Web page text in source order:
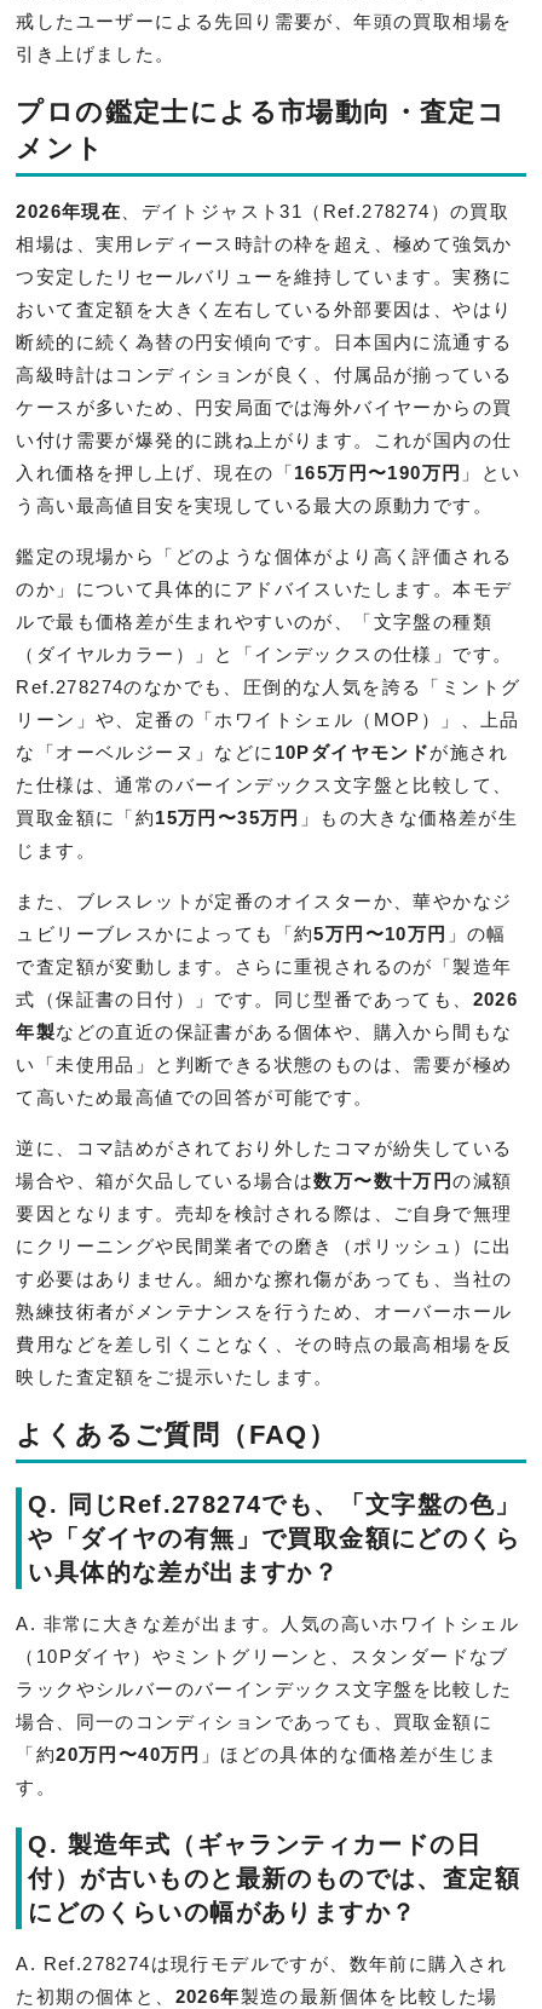
戒したユーザーによる先回り需要が、年頭の買取相場を
引き上げました。
プロの鑑定士による市場動向・査定コ
メント
2026年現在 、デイトジャスト31（Ref.278274）の買取
相場は、実用レディース時計の枠を超え、極めて強気か
つ安定したリセールバリューを維持しています。実務に
おいて査定額を大きく左右している外部要因は、やはり
断続的に続く為替の円安傾向です。日本国内に流通する
高級時計はコンディションが良く、付属品が揃っている
ケースが多いため、円安局面では海外バイヤーからの買
い付け需要が爆発的に跳ね上がります。これが国内の仕
入れ価格を押し上げ、現在の「165万円〜190万円 」とい
う高い最高値目安を実現している最大の原動力です。
鑑定の現場から「どのような個体がより高く評価される
のか」について具体的にアドバイスいたします。本モデ
ルで最も価格差が生まれやすいのが、「文字盤の種類
（ダイヤルカラー）」と「インデックスの仕様」です。
Ref.278274のなかでも、圧倒的な人気を誇る「ミントグ
リーン」や、定番の「ホワイトシェル（MOP）」、上品
な「オーベルジーヌ」などに 10Pダイヤモンドが施され
た仕様は、通常のバーインデックス文字盤と比較して、
買取金額に「約15万円〜35万円 」もの大きな価格差が生
じます。
また、ブレスレットが定番のオイスターか、華やかなジ
ュビリーブレスかによっても「約5万円〜10万円 」の幅
で査定額が変動します。さらに重視されるのが「製造年
式（保証書の日付）」です。同じ型番であっても、 2026
年製などの直近の保証書がある個体や、購入から間もな
い「未使用品」と判断できる状態のものは、需要が極め
て高いため最高値での回答が可能です。
逆に、コマ詰めがされており外したコマが紛失している
場合や、箱が欠品している場合は数万〜数十万円の減額
要因となります。売却を検討される際は、ご自身で無理
にクリーニングや民間業者での磨き（ポリッシュ）に出
す必要はありません。細かな擦れ傷があっても、当社の
熟練技術者がメンテナンスを行うため、オーバーホール
費用などを差し引くことなく、その時点の最高相場を反
映した査定額をご提示いたします。
よくあるご質問（FAQ）
Q. 同じRef.278274でも、「文字盤の色」
や「ダイヤの有無」で買取金額にどのくら
い具体的な差が出ますか？
A. 非常に大きな差が出ます。人気の高いホワイトシェル
（10Pダイヤ）やミントグリーンと、スタンダードなブ
ラックやシルバーのバーインデックス文字盤を比較した
場合、同一のコンディションであっても、買取金額に
「約20万円〜40万円 」ほどの具体的な価格差が生じま
す。
Q. 製造年式（ギャランティカードの日
付）が古いものと最新のものでは、査定額
にどのくらいの幅がありますか？
A. Ref.278274は現行モデルですが、数年前に購入され
た初期の個体と、 2026年製造の最新個体を比較した場